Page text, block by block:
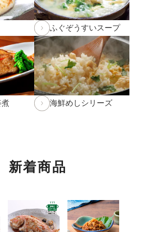
本店カフェの休止について
店カフェにて「チョコレートフェ
日)まで。 詳しくはこちら
「あさイチ」にて福乃和をご紹介
詳しくはこちら
実店舗の年末年始の営業時間につい
となります。予めご了承下さい。
。)
につきまして、年内発送の受付は
ふぐぞうすいスープ
煮 海鮮めしシリーズ
新着商品